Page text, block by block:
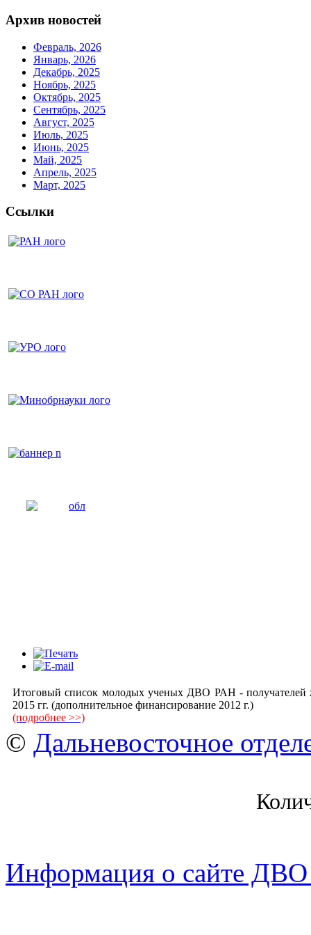
Архив новостей
Февраль, 2026
Январь, 2026
Декабрь, 2025
Ноябрь, 2025
Октябрь, 2025
Сентябрь, 2025
Август, 2025
Июль, 2025
Июнь, 2025
Май, 2025
Апрель, 2025
Март, 2025
Ссылки
Итоговый список молодых ученых ДВО РАН -
2015 гг. (дополнительное финансирование 2012 г.)
(подробнее >>)
© Дальневосточное
Информация о сайте